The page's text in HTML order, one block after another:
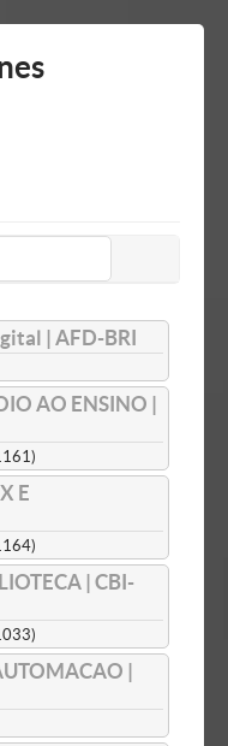
| AFD-BRI
AO ENSINO |
E
| CBI-
|